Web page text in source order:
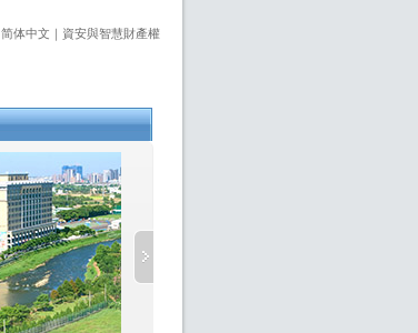
简体中文 ｜ 資安與智慧財產權